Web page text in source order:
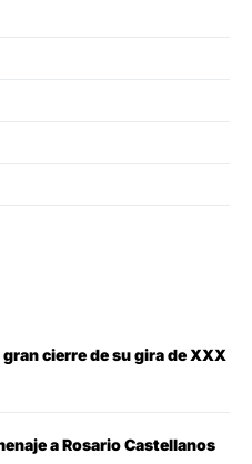
gran cierre de su gira de XXX
a Rosario Castellanos